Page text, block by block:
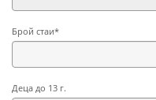
Брой стаи*
Деца до 13 г.